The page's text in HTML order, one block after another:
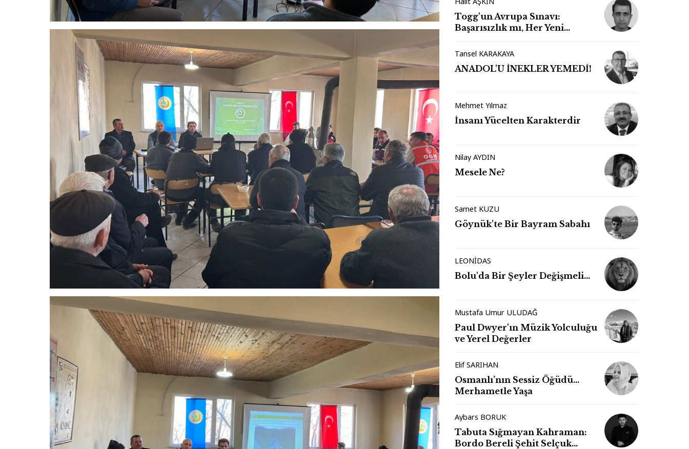
Togg'un Avrupa Sınavı:
Başarısızlık mı, Her Yeni
Tansel KARAKAYA
ANADOL'U İNEKLER YEMEDİ!
Mehmet Yılmaz
İnsanı Yücelten Karakterdir
Nilay AYDIN
Mesele Ne?
Samet KUZU
Göynük'te Bir Bayram Sabahı
LEONİDAS
Bolu'da Bir Şeyler Değişmeli…
Mustafa Umur ULUDAĞ
Paul Dwyer'ın Müzik Yolculuğu
ve Yerel Değerler
Elif SARIHAN
Osmanlı’nın Sessiz Öğüdü…
Merhametle Yaşa
Aybars BORUK
Tabuta Sığmayan Kahraman:
Bordo Bereli Şehit Selçuk